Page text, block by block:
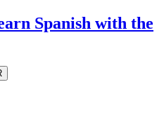
Spanish with the